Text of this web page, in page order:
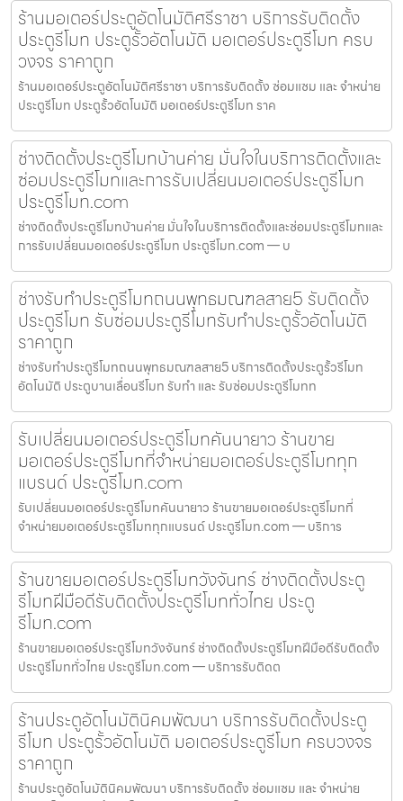
ร้านมอเตอร์ประตูอัตโนมัติศรีราชา บริการรับติดตั้ง
ประตูรีโมท ประตูรั้วอัตโนมัติ มอเตอร์ประตูรีโมท ครบ
วงจร ราคาถูก
ร้านมอเตอร์ประตูอัตโนมัติศรีราชา บริการรับติดตั้ง ซ่อมแซม และ จำหน่าย
ประตูรีโมท ประตูรั้วอัตโนมัติ มอเตอร์ประตูรีโมท ราค
ช่างติดตั้งประตูรีโมทบ้านค่าย มั่นใจในบริการติดตั้งและ
ซ่อมประตูรีโมทและการรับเปลี่ยนมอเตอร์ประตูรีโมท
ประตูรีโมท.com
ช่างติดตั้งประตูรีโมทบ้านค่าย มั่นใจในบริการติดตั้งและซ่อมประตูรีโมทและ
การรับเปลี่ยนมอเตอร์ประตูรีโมท ประตูรีโมท.com — บ
ช่างรับทำประตูรีโมทถนนพุทธมณฑลสาย5 รับติดตั้ง
ประตูรีโมท รับซ่อมประตูรีโมทรับทำประตูรั้วอัตโนมัติ
ราคาถูก
ช่างรับทำประตูรีโมทถนนพุทธมณฑลสาย5 บริการติดตั้งประตูรั้วรีโมท
อัตโนมัติ ประตูบานเลื่อนรีโมท รับทำ และ รับซ่อมประตูรีโมทท
รับเปลี่ยนมอเตอร์ประตูรีโมทคันนายาว ร้านขาย
มอเตอร์ประตูรีโมทที่จำหน่ายมอเตอร์ประตูรีโมททุก
แบรนด์ ประตูรีโมท.com
รับเปลี่ยนมอเตอร์ประตูรีโมทคันนายาว ร้านขายมอเตอร์ประตูรีโมทที่
จำหน่ายมอเตอร์ประตูรีโมททุกแบรนด์ ประตูรีโมท.com — บริการ
ร้านขายมอเตอร์ประตูรีโมทวังจันทร์ ช่างติดตั้งประตู
รีโมทฝีมือดีรับติดตั้งประตูรีโมททั่วไทย ประตู
รีโมท.com
ร้านขายมอเตอร์ประตูรีโมทวังจันทร์ ช่างติดตั้งประตูรีโมทฝีมือดีรับติดตั้ง
ประตูรีโมททั่วไทย ประตูรีโมท.com — บริการรับติดต
ร้านประตูอัตโนมัตินิคมพัฒนา บริการรับติดตั้งประตู
รีโมท ประตูรั้วอัตโนมัติ มอเตอร์ประตูรีโมท ครบวงจร
ราคาถูก
ร้านประตูอัตโนมัตินิคมพัฒนา บริการรับติดตั้ง ซ่อมแซม และ จำหน่าย